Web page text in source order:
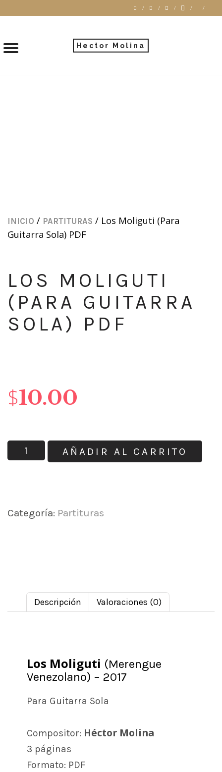
Hector Molina
INICIO / PARTITURAS / Los Moliguti (Para
Guitarra Sola) PDF
LOS MOLIGUTI
(PARA GUITARRA
SOLA) PDF
$10.00
AÑADIR AL CARRITO
Categoría: Partituras
Descripción Valoraciones (0)
Los Moliguti (Merengue
Venezolano) – 2017
Para Guitarra Sola
Compositor: Héctor Molina
3 páginas
Formato: PDF